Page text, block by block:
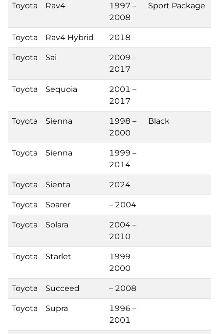
Toyota Rav4
1997 –
2008
Sport Package
Toyota Rav4 Hybrid 2018
Toyota Sai
2009 –
2017
Toyota Sequoia
2001 –
2017
Toyota Sienna
1998 –
2000
Black
Toyota Sienna
1999 –
2014
Toyota Sienta 2024
Toyota Soarer – 2004
Toyota Solara
2004 –
2010
Toyota Starlet
1999 –
2000
Toyota Succeed – 2008
Toyota Supra
1996 –
2001